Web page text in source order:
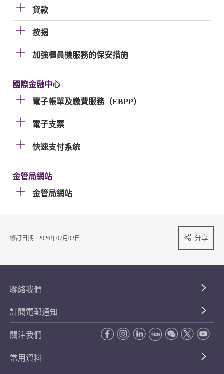
貸款
按揭
加強櫃員機服務的保安措施
國際金融中心
電子帳單及繳費服務（EBPP）
電子支票
快速支付系統
金管局網站
金管局網站
修訂日期 : 2026年07月02日 分享
聯絡我們
訂閱電郵通知
關注我們
常用資料